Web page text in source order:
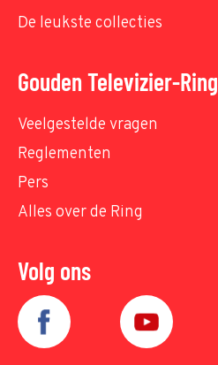
De leukste collecties
Gouden Televizier-Ring
Veelgestelde vragen
Reglementen
Pers
Alles over de Ring
Volg ons